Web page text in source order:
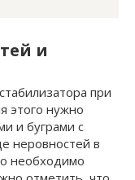
и
при
этого нужно
и буграми с
неровностей в
необходимо